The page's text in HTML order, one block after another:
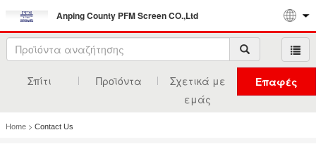
Anping County PFM Screen CO.,Ltd
Σπίτι Προϊόντα
Σχετικά με
εμάς
Επαφές
Home > Contact Us